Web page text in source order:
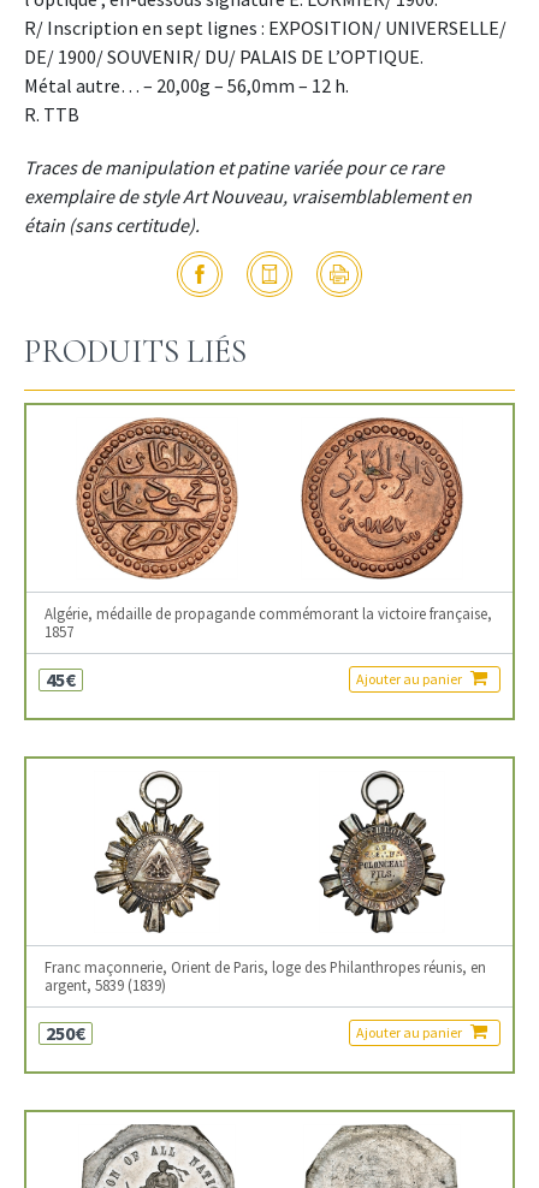
R/ Inscription en sept lignes : EXPOSITION/ UNIVERSELLE/
DE/ 1900/ SOUVENIR/ DU/ PALAIS DE L’OPTIQUE.
Métal autre… – 20,00g – 56,0mm – 12 h.
R. TTB
Traces de manipulation et patine variée pour ce rare
exemplaire de style Art Nouveau, vraisemblablement en
étain (sans certitude).
PRODUITS LIÉS
Algérie, médaille de propagande commémorant la victoire française,
1857
45€ Ajouter au panier
Franc maçonnerie, Orient de Paris, loge des Philanthropes réunis, en
argent, 5839 (1839)
250€ Ajouter au panier